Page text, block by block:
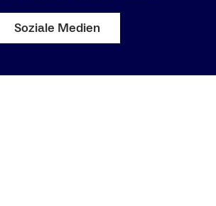
Soziale Medien